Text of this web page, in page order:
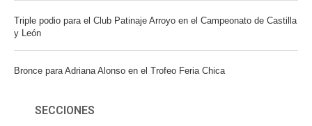
Triple podio para el Club Patinaje Arroyo en el Campeonato de Castilla
y León
Bronce para Adriana Alonso en el Trofeo Feria Chica
SECCIONES